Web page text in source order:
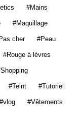
Mains
Maquillage
cher Peau
Rouge à lèvres
Shopping
Teint Tutoriel
vlog Vêtements